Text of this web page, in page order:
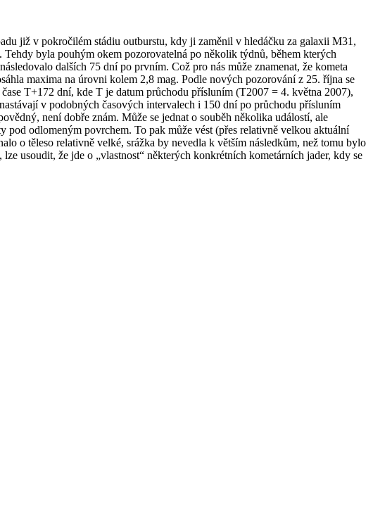
již v pokročilém stádiu outburstu, kdy ji zaměnil v hledáčku za galaxii M31,
byla pouhým okem pozorovatelná po několik týdnů, během kterých
dalších 75 dní po prvním. Což pro nás může znamenat, že kometa
maxima na úrovni kolem 2,8 mag. Podle nových pozorování z 25. října se
T+172 dní, kde T je datum průchodu přísluním (T2007 = 4. května 2007),
v podobných časových intervalech i 150 dní po průchodu přísluním
není dobře znám. Může se jednat o souběh několika událostí, ale
odlomeným povrchem. To pak může vést (přes relativně velkou aktuální
o těleso relativně velké, srážka by nevedla k větším následkům, než tomu bylo
usoudit, že jde o „vlastnost“ některých konkrétních kometárních jader, kdy se